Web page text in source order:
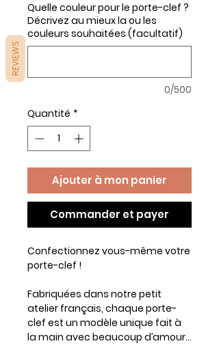
Quelle couleur pour le porte-clef ?
Décrivez au mieux la ou les
couleurs souhaitées (facultatif)
0/500
Quantité *
Ajouter à mon panier
Commander et payer
Confectionnez vous-même votre
porte-clef !
Fabriquées dans notre petit
atelier français, chaque porte-
clef est un modèle unique fait à
la main avec beaucoup d’amour…
REVIEWS